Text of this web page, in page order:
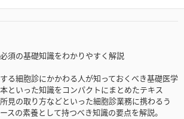
須の基礎知識をわかりやすく解説
る細胞診にかかわる人が知っておくべき基礎医学
といった知識をコンパクトにまとめたテキス
見の取り方などといった細胞診業務に携わるう
スの素養として持つべき知識の要点を解説。